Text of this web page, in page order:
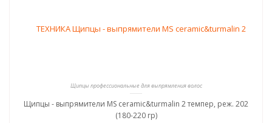
Щипцы профессиональные для выпрямления волос
Щипцы - выпрямители MS ceramic&turmalin 2 темпер, реж. 202
(180-220 гр)